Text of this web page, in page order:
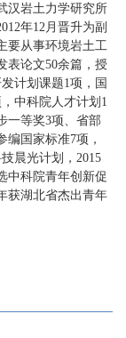
汉岩土力学研究所
年12月晋升为副
要从事环境岩土工
表论文50余篇，授
计划课题1项，国
中科院人才计划 1
一等奖3项、省部
编国家标准7项，
晨光计划， 2015
中科院青年创新促
获湖北省杰出青年